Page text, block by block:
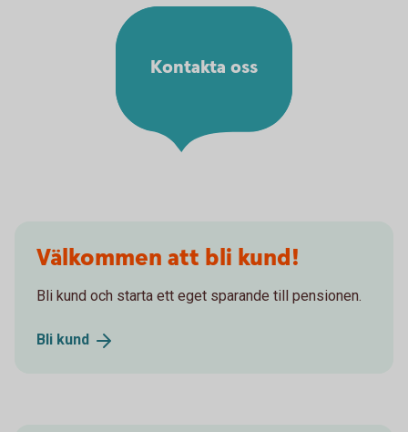
Kontakta oss
Välkommen att bli kund!
Bli kund och starta ett eget sparande till pensionen.
Bli kund